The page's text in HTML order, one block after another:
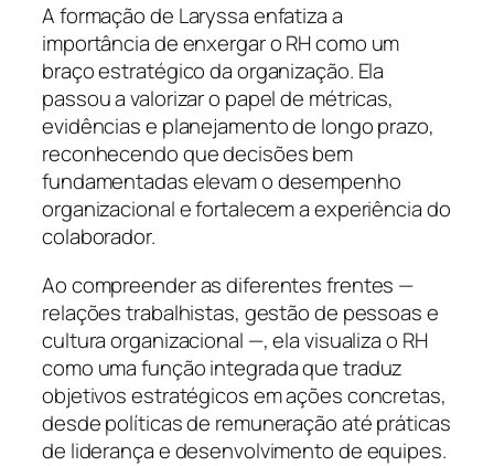
A formação de Laryssa enfatiza a
importância de enxergar o RH como um
braço estratégico da organização. Ela
passou a valorizar o papel de métricas,
evidências e planejamento de longo prazo,
reconhecendo que decisões bem
fundamentadas elevam o desempenho
organizacional e fortalecem a experiência do
colaborador.
Ao compreender as diferentes frentes —
relações trabalhistas, gestão de pessoas e
cultura organizacional —, ela visualiza o RH
como uma função integrada que traduz
objetivos estratégicos em ações concretas,
desde políticas de remuneração até práticas
de liderança e desenvolvimento de equipes.